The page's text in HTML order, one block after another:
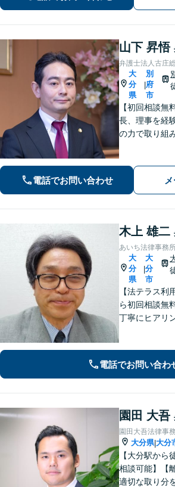
山下 昇悟
弁護士法人古庄
大
分
県
|
別
府
市
【初回相談無
長、理事を経
の力で取り組
拠点ある地域
電話でお問い合わせ
木上 雄二
あいち法律事務
大
分
県
|
大
分
市
【法テラス利
ら初回相談無
丁寧にヒアリ
ような結果と
電話でお問い合わ
園田 大吾
園田大吾法律事
大分県|大分
【大分駅から
相談可能】【
適切な取り分